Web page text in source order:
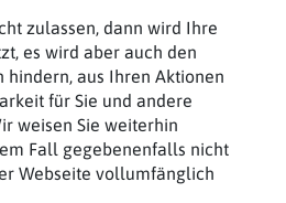
zulassen, dann wird Ihre
es wird aber auch den
hindern, aus Ihren Aktionen
für Sie und andere
weisen Sie weiterhin
Fall gegebenenfalls nicht
Webseite vollumfänglich